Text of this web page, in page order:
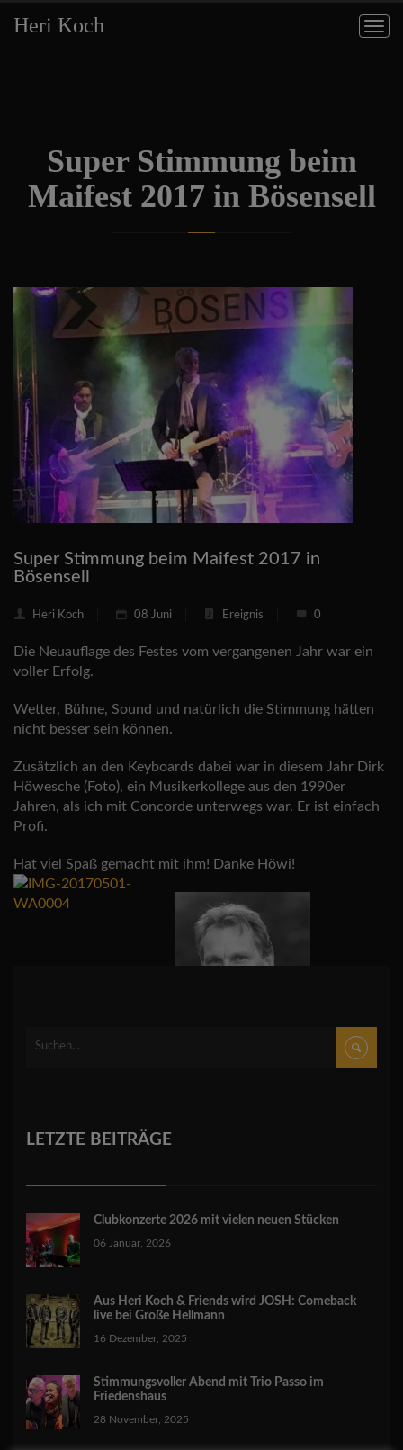
Heri Koch
Super Stimmung beim
Maifest 2017 in Bösensell
Super Stimmung beim Maifest 2017 in
Bösensell
Heri Koch 08 Juni Ereignis 0
Die Neuauflage des Festes vom vergangenen Jahr war ein
voller Erfolg.
Wetter, Bühne, Sound und natürlich die Stimmung hätten
nicht besser sein können.
Zusätzlich an den Keyboards dabei war in diesem Jahr Dirk
Höwesche (Foto), ein Musikerkollege aus den 1990er
Jahren, als ich mit Concorde unterwegs war. Er ist einfach
Profi.
Hat viel Spaß gemacht mit ihm! Danke Höwi!
LETZTE BEITRÄGE
Clubkonzerte 2026 mit vielen neuen Stücken
06 Januar, 2026
Aus Heri Koch & Friends wird JOSH: Comeback
live bei Große Hellmann
16 Dezember, 2025
Stimmungsvoller Abend mit Trio Passo im
Friedenshaus
28 November, 2025